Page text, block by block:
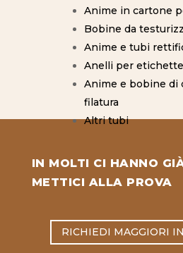
Anime in cartone
Bobine da
Anime e tubi
Anelli per
Anime e bobine di
filatura
Altri tubi
IN MOLTI CI HANNO
METTICI ALLA PROVA
RICHIEDI MAGGIORI